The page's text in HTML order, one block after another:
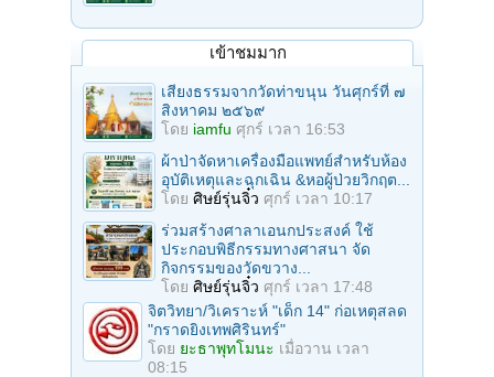
เข้าชมมาก
เสียงธรรมจากวัดท่าขนุน วันศุกร์ที่ ๗
สิงหาคม ๒๕๖๙
โดย iamfu ศุกร์ เวลา 16:53
ผ้าป่าจัดหาเครื่องมือแพทย์สำหรับห้อง
อุบัติเหตุและฉุกเฉิน &หอผู้ป่วยวิกฤต...
โดย ศิษย์รุ่นจิ๋ว ศุกร์ เวลา 10:17
ร่วมสร้างศาลาเอนกประสงค์ ใช้
ประกอบพิธีกรรมทางศาสนา จัด
กิจกรรมของวัดขวาง...
โดย ศิษย์รุ่นจิ๋ว ศุกร์ เวลา 17:48
จิตวิทยา/วิเคราะห์ "เด็ก 14" ก่อเหตุสลด
"กราดยิงเทพศิรินทร์"
โดย ยะธาพุทโมนะ เมื่อวาน เวลา
08:15